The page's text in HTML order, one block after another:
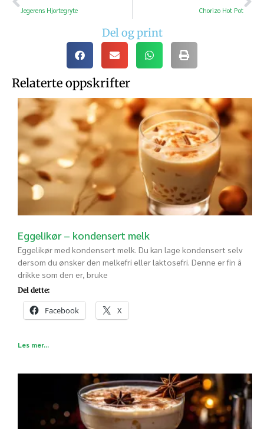
Jegerens Hjortegryte Chorizo Hot Pot
Del og print
Relaterte oppskrifter
Eggelikør – kondensert melk
Eggelikør med kondensert melk. Du kan lage kondensert selv
dersom du ønsker den melkefri eller laktosefri. Denne er fin å
drikke som den er, bruke
Del dette:
Facebook X
Les mer...